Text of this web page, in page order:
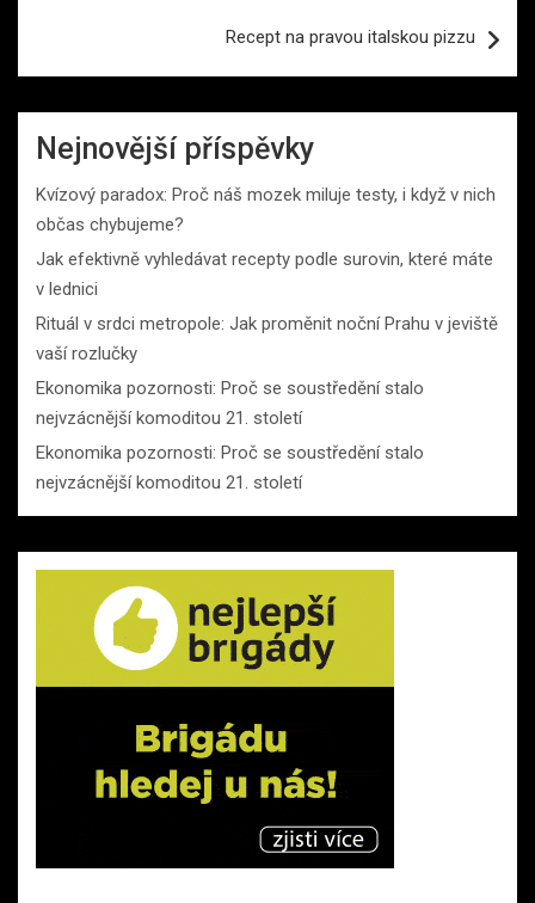
Recept na pravou italskou pizzu
Nejnovější příspěvky
Kvízový paradox: Proč náš mozek miluje testy, i když v nich
občas chybujeme?
Jak efektivně vyhledávat recepty podle surovin, které máte
v lednici
Rituál v srdci metropole: Jak proměnit noční Prahu v jeviště
vaší rozlučky
Ekonomika pozornosti: Proč se soustředění stalo
nejvzácnější komoditou 21. století
Ekonomika pozornosti: Proč se soustředění stalo
nejvzácnější komoditou 21. století